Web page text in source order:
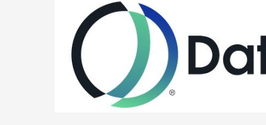
WiSA
Technologies
anuncian